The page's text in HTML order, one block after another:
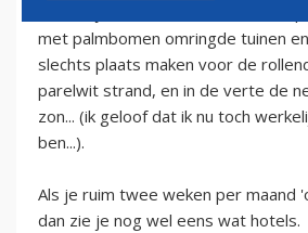
met palmbomen omringde tuinen
slechts plaats maken voor de
parelwit strand, en in de verte de
zon... (ik geloof dat ik nu toch
ben...).
Als je ruim twee weken per maand
dan zie je nog wel eens wat hotels.